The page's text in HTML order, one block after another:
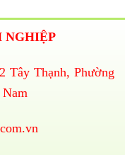
NGHIỆP
Tây Thạnh, Phường